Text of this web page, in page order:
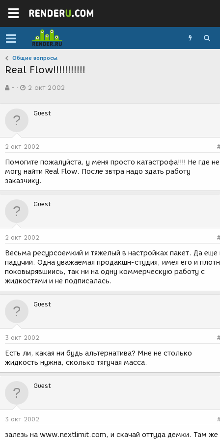
Общие вопросы
Real Flow!!!!!!!!!!!
в
р
-
а
д
н
и
я
2 окт 2002
Guest
2 окт 2002
Помогите пожалуйста, у меня просто катастрофа!!!! Не где не
могу найти Real Flow. После звтра надо здать работу
заказчику.
Guest
2 окт 2002
Весьма ресурсоемкий и тяжелый в настройках пакет. Да еще
падучий. Одна уважаемая продакшн-студия, имея его и
поковырявшиись, так ни на одну коммерческую работу с
жидкостями и не подписалась.
Guest
3 окт 2002
Есть ли, какая ни будь альтернатива? Мне не столько
жидкость нужна, сколько тягучая масса.
Guest
3 окт 2002
залезь на www.nextlimit.com, и скачай оттуда демки. Там же